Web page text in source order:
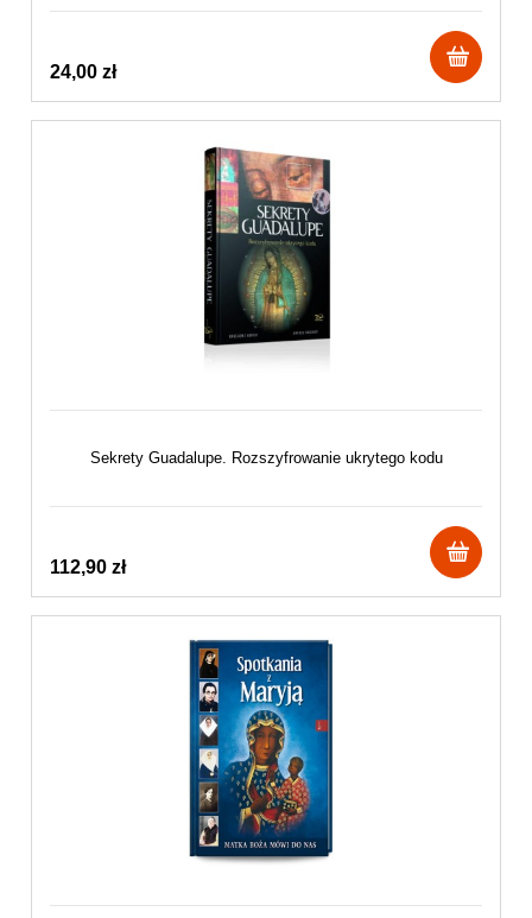
24,00 zł
Sekrety Guadalupe. Rozszyfrowanie ukrytego kodu
112,90 zł